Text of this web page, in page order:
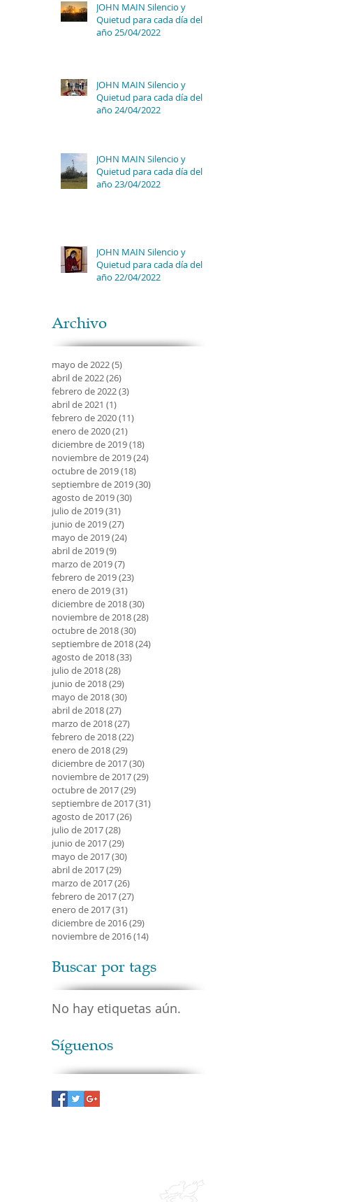
JOHN MAIN Silencio y
Quietud para cada día del
año 25/04/2022
JOHN MAIN Silencio y
Quietud para cada día del
año 24/04/2022
JOHN MAIN Silencio y
Quietud para cada día del
año 23/04/2022
JOHN MAIN Silencio y
Quietud para cada día del
año 22/04/2022
Archivo
mayo de 2022(5)
abril de 2022(26)
febrero de 2022(3)
abril de 2021 (1)
febrero de 2020(11)
enero de 2020(21)
diciembre de 2019(18)
noviembre de 2019(24)
octubre de 2019(18)
septiembre de 2019(30)
agosto de 2019(30)
julio de 2019(31)
junio de 2019(27)
mayo de 2019(24)
abril de 2019(9)
marzo de 2019(7)
febrero de 2019(23)
enero de 2019(31)
diciembre de 2018(30)
noviembre de 2018(28)
octubre de 2018(30)
septiembre de 2018(24)
agosto de 2018(33)
julio de 2018(28)
junio de 2018(29)
mayo de 2018(30)
abril de 2018(27)
marzo de 2018(27)
febrero de 2018(22)
enero de 2018(29)
diciembre de 2017(30)
noviembre de 2017(29)
octubre de 2017(29)
septiembre de 2017(31)
agosto de 2017(26)
julio de 2017(28)
junio de 2017(29)
mayo de 2017(30)
abril de 2017(29)
marzo de 2017(26)
febrero de 2017(27)
enero de 2017(31)
diciembre de 2016(29)
noviembre de 2016(14)
Buscar por tags
No hay etiquetas aún.
Síguenos